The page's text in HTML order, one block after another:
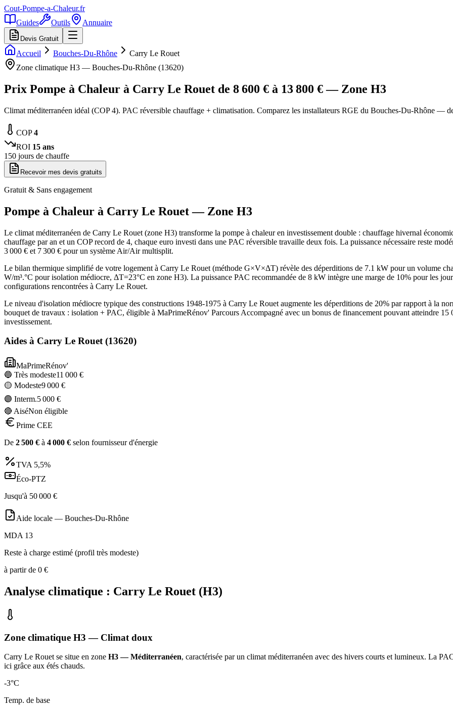
Cout-Pompe-a-Chaleur.fr
Guides
Outils Annuaire
Devis Gratuit
Accueil Bouches-Du-Rhône
Carry Le Rouet
Zone climatique H3 — Bouches-Du-Rhône (13620)
Prix Pompe à Chaleur à Carry Le Rouet de 8 600 € à 13 800 € — Zone H3
Climat méditerranéen idéal (COP 4). PAC réversible chauffage + climatisation. Comparez les installateurs RGE du Bouches-Du-Rhône —
COP4
ROI 15 ans
150 jours de chauffe
Recevoir mes devis gratuits
Gratuit & Sans engagement
Pompe à Chaleur à Carry Le Rouet— Zone H3
Le climat méditerranéen de Carry Le Rouet (zone H3) transforme la pompe à chaleur en investissement double : chauffage hivernal
chauffage par an et un COP record de 4, chaque euro investi dans une PAC réversible travaille deux fois. La puissance nécessaire reste
3 000 € et 7 300 € pour un système Air/Air multisplit.
Le bilan thermique simplifié de votre logement à Carry Le Rouet (méthode G×V×ΔT) révèle des déperditions de 7.1 kW pour un volume
W/m³.°C pour isolation médiocre, ΔT=23°C en zone H3). La puissance PAC recommandée de 8 kW intègre une marge de 10% pour les
configurations rencontrées à Carry Le Rouet.
Le niveau d'isolation médiocre typique des constructions 1948-1975 à Carry Le Rouet augmente les déperditions de 20% par rapport à la
bouquet de travaux : isolation + PAC, éligible à MaPrimeRénov' Parcours Accompagné avec un bonus de financement pouvant atteindre
investissement.
Aides à Carry Le Rouet(13620)
MaPrimeRénov'
🔵 Très modeste11 000 €
🟡 Modeste9 000 €
🟣 Interm.5 000 €
🔴 AiséNon éligible
Prime CEE
De 2 500 € à 4 000 € selon fournisseur d'énergie
TVA 5,5%
Éco-PTZ
Jusqu'à 50 000 €
Aide locale — Bouches-Du-Rhône
MDA 13
Reste à charge estimé (profil très modeste)
à partir de 0 €
Analyse climatique : Carry Le Rouet (H3)
Zone climatique H3 — Climat doux
Carry Le Rouet se situe en zone H3 — Méditerranéen, caractérisée par un climat méditerranéen avec des hivers courts et lumineux. La
ici grâce aux étés chauds.
-3°C
Temp. de base